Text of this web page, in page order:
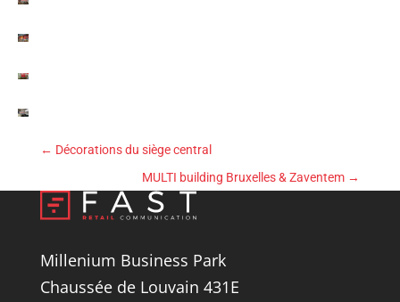
← Décorations du siège central
MULTI building Bruxelles & Zaventem →
Millenium Business Park
Chaussée de Louvain 431E